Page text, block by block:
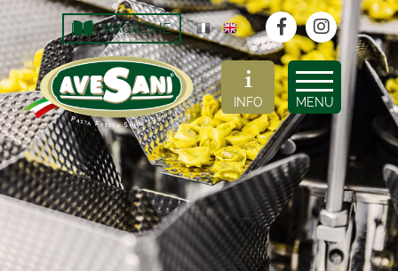
MENU
INFO
MAGAZINE